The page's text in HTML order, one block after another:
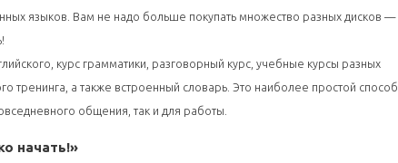
языков. Вам не надо больше покупать множество разных дисков —
курс грамматики, разговорный курс, учебные курсы разных
тренинга, а также встроенный словарь. Это наиболее простой способ
общения, так и для работы.
начать!»